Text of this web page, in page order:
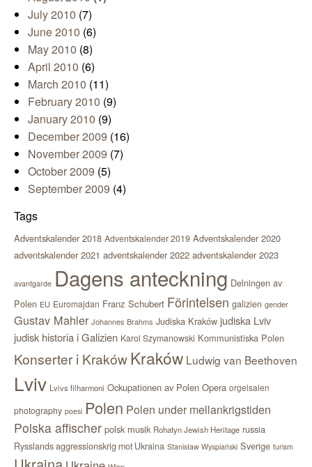
July 2010 (7)
June 2010 (6)
May 2010 (8)
April 2010 (6)
March 2010 (11)
February 2010 (9)
January 2010 (9)
December 2009 (16)
November 2009 (7)
October 2009 (5)
September 2009 (4)
Tags
Adventskalender 2018 Adventskalender 2019 Adventskalender 2020
adventskalender 2021 adventskalender 2022 adventskalender 2023
avantgarde Dagens anteckning Delningen av
Polen EU Euromajdan Franz Schubert Förintelsen galizien gender
Gustav Mahler Johannes Brahms Judiska Kraków judiska Lviv
judisk historia i Galizien Karol Szymanowski Kommunistiska Polen
Konserter i KrakówKraków Ludwig van Beethoven
Lviv Lvivs filharmoni Ockupationen av Polen Opera orgelsalen
photography poesi Polen Polen under mellankrigstiden
Polska affischer polsk musik Rohatyn Jewish Heritage russia
Rysslands aggressionskrig mot Ukraina Stanisław Wyspiański Sverige turism